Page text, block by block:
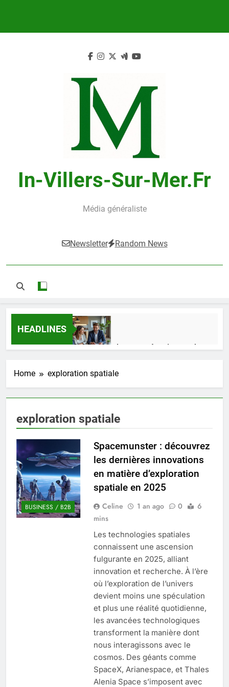
In-Villers-Sur-Mer.fr
Média généraliste
Newsletter Random News
HEADLINES
Guide complet pour réussir un achat
1 Semaine Ago
impact dans le domaine médical
4 Mois Ago
Quel est le salaire de Myriam Seurat en
2025 ?
4 Mois Ago
fonctionnalités clés et avantages
4 Mois Ago
Découvrez notre test d’orientation
gratuit spécialement conçu pour
collégiens et lycéens
4 Mois Ago
Liste complète des marques
rezoactif.com à connaître en 2025
4 Mois Ago
Home exploration spatiale
exploration spatiale
BUSINESS / B2B
Spacemunster : découvrez
les dernières innovations
en matière d’exploration
spatiale en 2025
Celine 1 an ago 0
6
mins
Les technologies spatiales
connaissent une ascension
fulgurante en 2025, alliant
innovation et recherche. À l’ère
où l’exploration de l’univers
devient moins une spéculation
et plus une réalité quotidienne,
les avancées technologiques
transforment la manière dont
nous interagissons avec le
cosmos. Des géants comme
SpaceX, Arianespace, et Thales
Alenia Space s’imposent avec